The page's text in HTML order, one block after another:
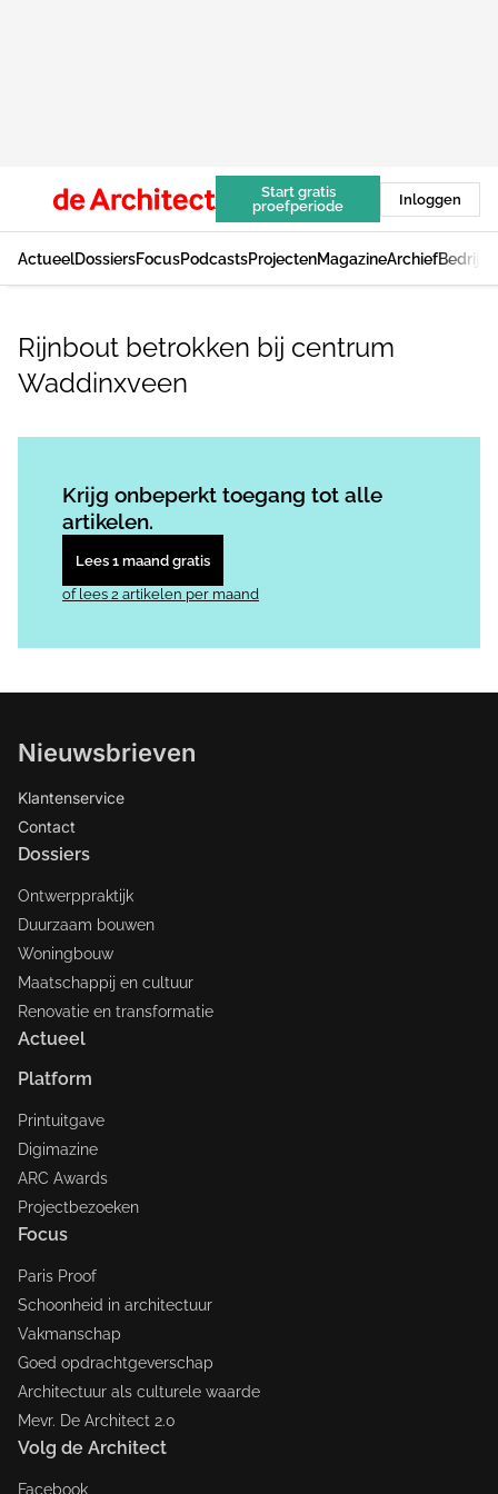
Start gratis
proefperiode
Inloggen
ActueelDossiersFocusPodcastsProjectenMagazineArchief
Rijnbout betrokken bij centrum
Waddinxveen
Krijg onbeperkt toegang tot alle
artikelen.
Lees 1 maand gratis
of lees 2 artikelen per maand
Nieuwsbrieven
Klantenservice
Contact
Dossiers
Ontwerppraktijk
Duurzaam bouwen
Woningbouw
Maatschappij en cultuur
Renovatie en transformatie
Actueel
Platform
Printuitgave
Digimazine
ARC Awards
Projectbezoeken
Focus
Paris Proof
Schoonheid in architectuur
Vakmanschap
Goed opdrachtgeverschap
Architectuur als culturele waarde
Mevr. De Architect 2.0
Volg de Architect
Facebook